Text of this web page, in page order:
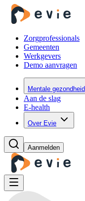
Zorgprofessionals
Gemeenten
Werkgevers
Demo aanvragen
Mentale gezondheid
Aan de slag
E-health
Over Evie
Aanmelden